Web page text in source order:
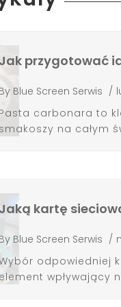
Jak przygotować
By Blue Screen Serwis /
Pasta carbonara to
smakoszy na całym
Jaką kartę
By Blue Screen Serwis /
odpowiedniej
element wpływający